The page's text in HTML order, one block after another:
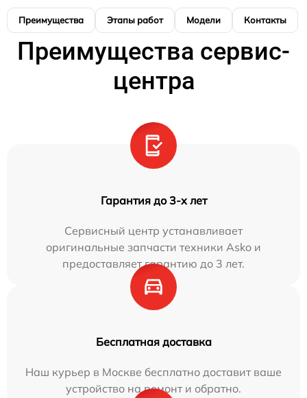
Преимущества Этапы работ Модели Контакты
Преимущества сервис-
центра
Гарантия до 3-х лет
Сервисный центр устанавливает
оригинальные запчасти техники Asko и
предоставляет гарантию до 3 лет.
Бесплатная доставка
Наш курьер в Москве бесплатно доставит ваше
устройство на ремонт и обратно.